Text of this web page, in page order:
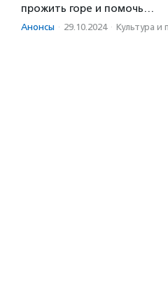
прожить горе и помочь…
Анонсы · 29.10.2024 · Культура и